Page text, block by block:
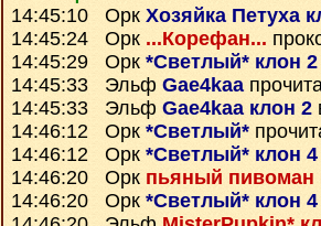
14:45:10 Орк Хозяйка Петуха
14:45:24 Орк ...Корефан...
14:45:29 Орк *Светлый* клон 2
14:45:33 Эльф Gae4kaa
14:45:33 Эльф Gae4kaa клон 2
14:46:12 Орк *Светлый*
14:46:12 Орк *Светлый* клон 4
14:46:20 Орк пьяный пивоман
14:46:20 Орк *Светлый* клон 4